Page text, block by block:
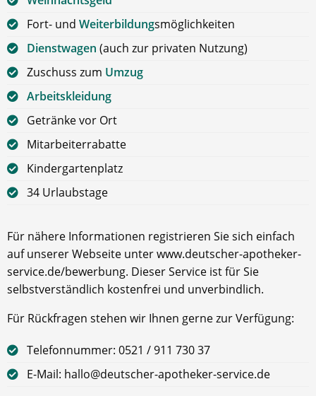
Fort- und Weiterbildungsmöglichkeiten
Dienstwagen (auch zur privaten Nutzung)
Zuschuss zum Umzug
Arbeitskleidung
Getränke vor Ort
Mitarbeiterrabatte
Kindergartenplatz
34 Urlaubstage
Für nähere Informationen registrieren Sie sich einfach
auf unserer Webseite unter www.deutscher-apotheker-
service.de/bewerbung. Dieser Service ist für Sie
selbstverständlich kostenfrei und unverbindlich.
Für Rückfragen stehen wir Ihnen gerne zur Verfügung:
Telefonnummer: 0521 / 911 730 37
E-Mail: hallo@deutscher-apotheker-service.de